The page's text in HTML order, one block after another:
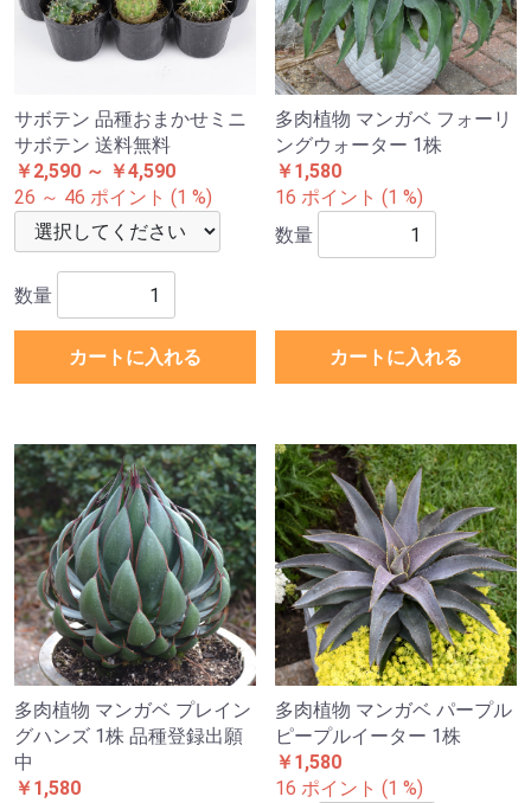
サボテン 品種おまかせミニ
サボテン 送料無料
￥2,590 ～ ￥4,590
26 ～ 46 ポイント (1 %)
数量
カートに入れる
多肉植物 マンガベ フォーリ
ングウォーター 1株
￥1,580
16 ポイント (1 %)
数量
カートに入れる
多肉植物 マンガベ プレイン
グハンズ 1株 品種登録出願
中
￥1,580
多肉植物 マンガベ パープル
ピープルイーター 1株
￥1,580
16 ポイント (1 %)